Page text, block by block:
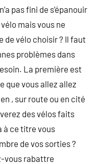
pas fini de s’épanouir
mais vous ne
de vélo choisir ? Il faut
problèmes dans
La première est
que vous allez allez
, sur route ou en cité
des vélos faits
à ce titre vous
de vos sorties ?
vous rabattre